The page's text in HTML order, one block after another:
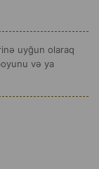
uyğun olaraq
və ya